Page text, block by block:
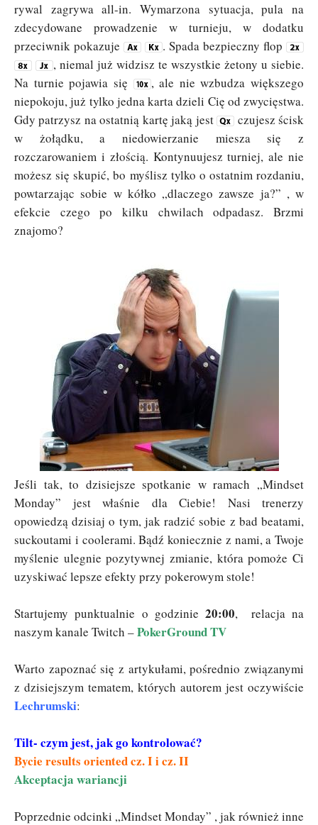
rywal zagrywa all-in. Wymarzona sytuacja, pula na
zdecydowane prowadzenie w turnieju, w dodatku
przeciwnik pokazuje
. Spada bezpieczny flop
, niemal już widzisz te wszystkie żetony u siebie.
Na turnie pojawia się
, ale nie wzbudza większego
niepokoju, już tylko jedna karta dzieli Cię od zwycięstwa.
Gdy patrzysz na ostatnią kartę jaką jest
czujesz ścisk
w żołądku, a niedowierzanie miesza się z
rozczarowaniem i złością. Kontynuujesz turniej, ale nie
możesz się skupić, bo myślisz tylko o ostatnim rozdaniu,
powtarzając sobie w kółko „dlaczego zawsze ja?” , w
efekcie czego po kilku chwilach odpadasz. Brzmi
znajomo?
Jeśli tak, to dzisiejsze spotkanie w ramach „Mindset
Monday” jest właśnie dla Ciebie! Nasi trenerzy
opowiedzą dzisiaj o tym, jak radzić sobie z bad beatami,
suckoutami i coolerami. Bądź koniecznie z nami, a Twoje
myślenie ulegnie pozytywnej zmianie, która pomoże Ci
uzyskiwać lepsze efekty przy pokerowym stole!
Startujemy punktualnie o godzinie 20:00, relacja na
naszym kanale Twitch –PokerGround TV
Warto zapoznać się z artykułami, pośrednio związanymi
z dzisiejszym tematem, których autorem jest oczywiście
Lechrumski:
Tilt- czym jest, jak go kontrolować?
Bycie results orientedcz. Iicz. II
Akceptacja wariancji
Poprzednie odcinki „Mindset Monday” , jak również inne